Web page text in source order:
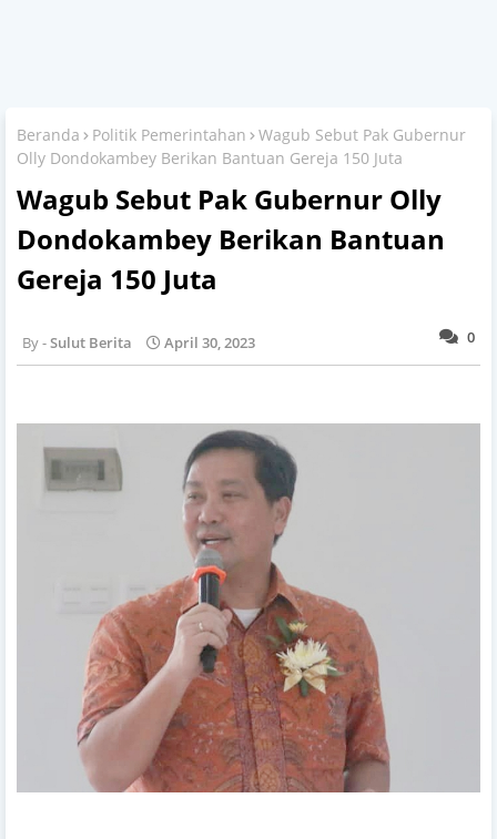
Beranda Politik Pemerintahan
Wagub Sebut Pak Gubernur
Olly Dondokambey Berikan Bantuan Gereja 150 Juta
Wagub Sebut Pak Gubernur Olly
Dondokambey Berikan Bantuan
Gereja 150 Juta
0
Sulut Berita April 30, 2023